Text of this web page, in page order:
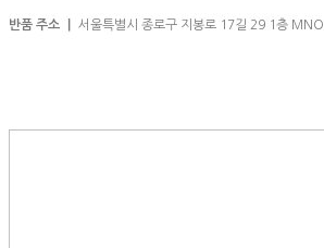
반품 주소 ㅣ 서울특별시 종로구 지봉로 17길 29 1층 MNO